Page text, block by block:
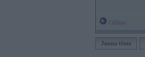
Jauna tēma